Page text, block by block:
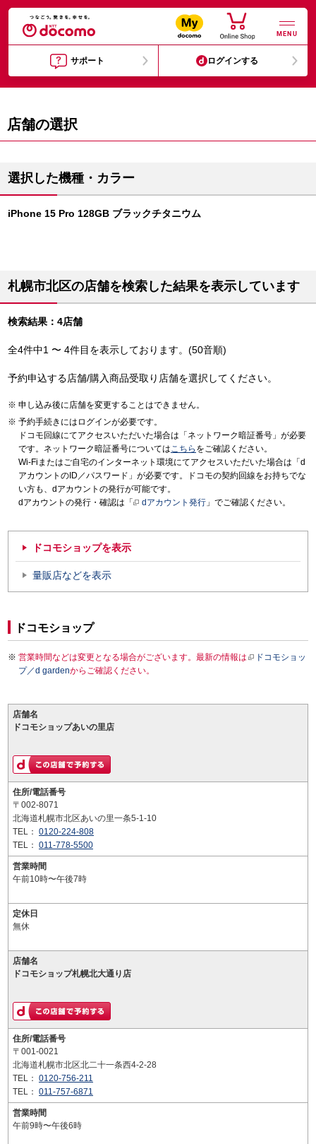
MENU
サポート ログインする
店舗の選択
選択した機種・カラー
iPhone 15 Pro 128GB ブラックチタニウム
札幌市北区の店舗を検索した結果を表示しています
検索結果：4店舗
全4件中1 〜 4件目を表示しております。(50音順)
予約申込する店舗/購入商品受取り店舗を選択してください。
申し込み後に店舗を変更することはできません。
予約手続きにはログインが必要です。
ドコモ回線にてアクセスいただいた場合は「ネットワーク暗証番号」が必要
です。ネットワーク暗証番号についてはこちら をご確認ください。
Wi-Fiまたはご自宅のインターネット環境にてアクセスいただいた場合は「d
アカウントのID／パスワード」が必要です。ドコモの契約回線をお持ちでな
い方も、dアカウントの発行が可能です。
dアカウントの発行・確認は「
dアカウント発行 」でご確認ください。
ドコモショップを表示
量販店などを表示
ドコモショップ
営業時間などは変更となる場合がございます。最新の情報は
ドコモショッ
プ／d gardenからご確認ください。
店舗名
ドコモショップあいの里店
住所/電話番号
〒002-8071
北海道札幌市北区あいの里一条5-1-10
TEL： 0120-224-808
TEL： 011-778-5500
営業時間
午前10時〜午後7時
定休日
無休
店舗名
ドコモショップ札幌北大通り店
住所/電話番号
〒001-0021
北海道札幌市北区北二十一条西4-2-28
TEL： 0120-756-211
TEL： 011-757-6871
営業時間
午前9時〜午後6時